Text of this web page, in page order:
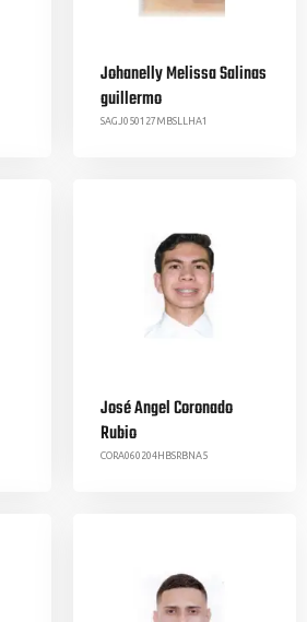
Johanelly Melissa Salinas
guillermo
SAGJ050127MBSLLHA1
José Angel Coronado
Rubio
CORA060204HBSRBNA5